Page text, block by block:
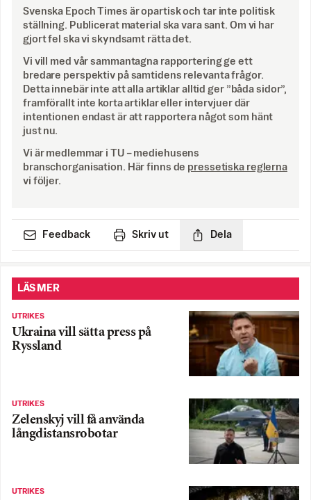
Svenska Epoch Times är opartisk och tar inte politisk
ställning. Publicerat material ska vara sant. Om vi har
gjort fel ska vi skyndsamt rätta det.
Vi vill med vår sammantagna rapportering ge ett
bredare perspektiv på samtidens relevanta frågor.
Detta innebär inte att alla artiklar alltid ger ”båda sidor”,
framförallt inte korta artiklar eller intervjuer där
intentionen endast är att rapportera något som hänt
just nu.
Vi är medlemmar i TU – mediehusens
branschorganisation. Här finns de pressetiska reglerna
vi följer.
Feedback Skriv ut Dela
LÄS MER
UTRIKES
Ukraina vill sätta press på
Ryssland
UTRIKES
Zelenskyj vill få använda
långdistansrobotar
UTRIKES